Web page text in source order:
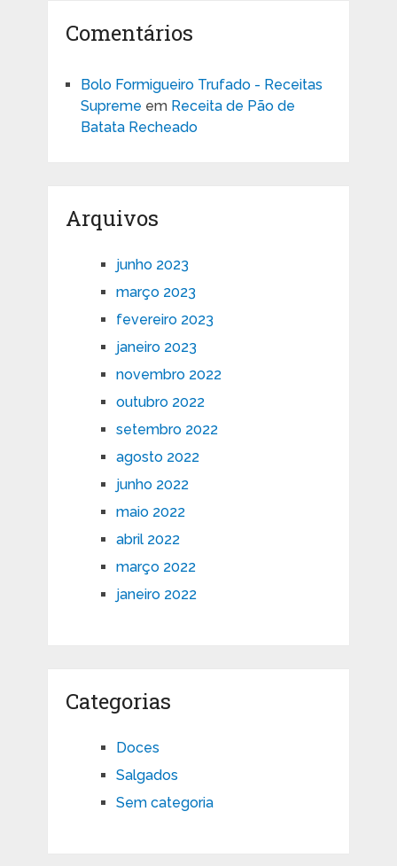
Comentários
Bolo Formigueiro Trufado - Receitas
Supreme em Receita de Pão de
Batata Recheado
Arquivos
junho 2023
março 2023
fevereiro 2023
janeiro 2023
novembro 2022
outubro 2022
setembro 2022
agosto 2022
junho 2022
maio 2022
abril 2022
março 2022
janeiro 2022
Categorias
Doces
Salgados
Sem categoria